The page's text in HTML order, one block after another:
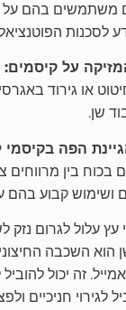
משתמשים בהם על
לסכנות
על קיסמים:
או גירוד
שן.
הפה בקיסמי
בכוח בין
ושימוש קבוע בהם
הוא השכבה
לגירוי חניכיים